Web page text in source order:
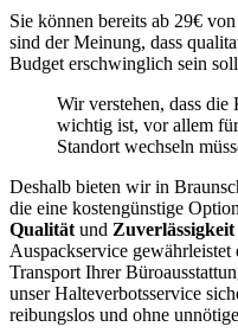
Sie können bereits ab 29€
sind der Meinung, dass
Budget erschwinglich sein
Wir verstehen, dass die
wichtig ist, vor allem
Standort wechseln
Deshalb bieten wir in
die eine kostengünstige
Qualität und Zuverlässigkeit
Auspackservice gewährleistet
Transport Ihrer
unser Halteverbotsservice
reibungslos und ohne